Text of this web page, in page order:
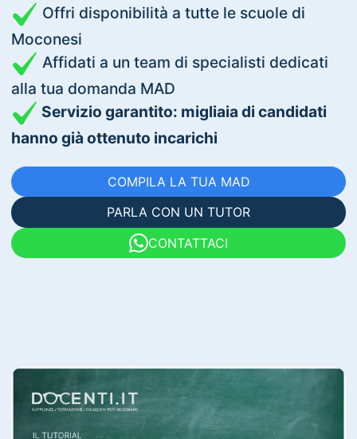
Offri disponibilità a tutte le scuole di
Moconesi
Affidati a un team di specialisti dedicati
alla tua domanda MAD
Servizio garantito: migliaia di candidati
hanno già ottenuto incarichi
COMPILA LA TUA MAD
PARLA CON UN TUTOR
CONTATTACI